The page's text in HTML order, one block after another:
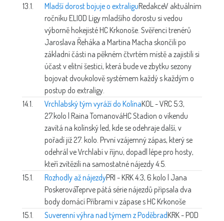
13.1.
Mladší dorost bojuje o extraliguRedakceV aktuálním
ročníku ELIOD Ligy mladšího dorostu si vedou
výborně hokejisté HC Krkonoše. Svěřenci trenérů
Jaroslava Řeháka a Martina Macha skončili po
základní části na pěkném čtvrtém místě a zajistili si
účast v elitní šestici, která bude ve zbytku sezony
bojovat dvoukolově systémem každý s každým o
postup do extraligy.
14.1.
Vrchlabský tým vyráží do KolínaKOL - VRC 5:3,
27.kolo | Raina TomanováHC Stadion o víkendu
zavítá na kolínský led, kde se odehraje další, v
pořadí již 27. kolo. První vzájemný zápas, který se
odehrál ve Vrchlabí v říjnu, dopadl lépe pro hosty,
kteří zvítězili na samostatné nájezdy 4:5.
15.1.
Rozhodly až nájezdyPRI - KRK 4:3, 6.kolo | Jana
PoskerováTeprve pátá série nájezdů připsala dva
body domácí Příbrami v zápase s HC Krkonoše
15.1.
Suverenní výhra nad týmem z PoděbradKRK - POD